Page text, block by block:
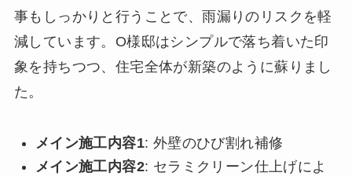
事もしっかりと行うことで、雨漏りのリスクを軽
減しています。O様邸はシンプルで落ち着いた印
象を持ちつつ、住宅全体が新築のように蘇りまし
た。
メイン施工内容1: 外壁のひび割れ補修
メイン施工内容2: セラミクリーン仕上げによ